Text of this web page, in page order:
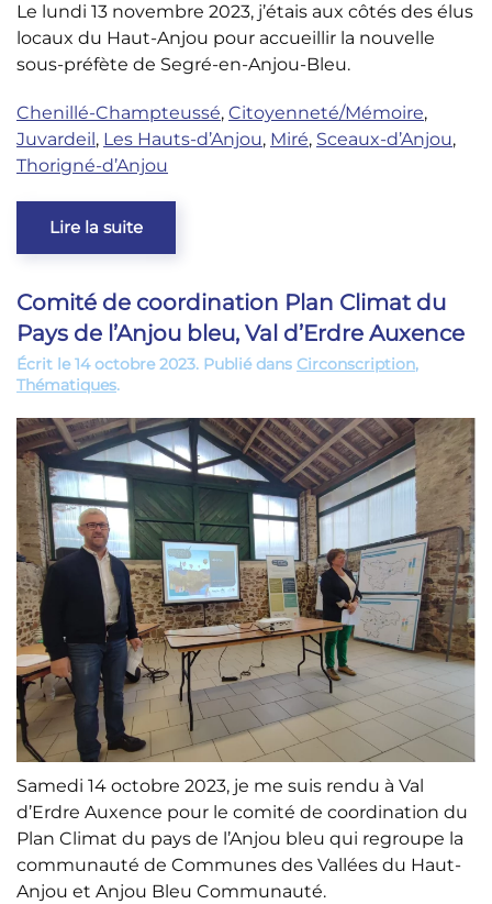
Le lundi 13 novembre 2023, j’étais aux côtés des élus
locaux du Haut-Anjou pour accueillir la nouvelle
sous-préfète de Segré-en-Anjou-Bleu.
Chenillé-Champteussé, Citoyenneté/Mémoire,
Juvardeil , Les Hauts-d’Anjou, Miré, Sceaux-d’Anjou,
Thorigné-d’Anjou
Lire la suite
Comité de coordination Plan Climat du
Pays de l’Anjou bleu, Val d’Erdre Auxence
Écrit le14 octobre 2023. Publié dans Circonscription,
Thématiques.
Samedi 14 octobre 2023, je me suis rendu à Val
d’Erdre Auxence pour le comité de coordination du
Plan Climat du pays de l’Anjou bleu qui regroupe la
communauté de Communes des Vallées du Haut-
Anjou et Anjou Bleu Communauté.